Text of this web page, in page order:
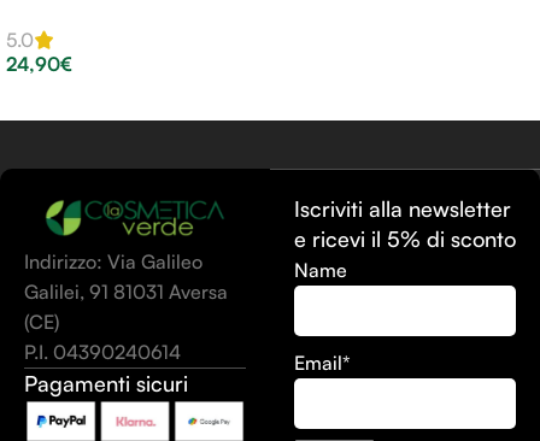
5.0
24,90€
Indirizzo: Via Galileo
Galilei, 91 81031 Aversa
(CE)
P.I. 04390240614
Pagamenti sicuri
Iscriviti alla newsletter
e ricevi il 5% di sconto
Name
Email*